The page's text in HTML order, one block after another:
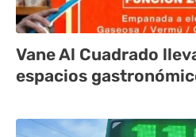
Vane Al Cuadrado
espacios